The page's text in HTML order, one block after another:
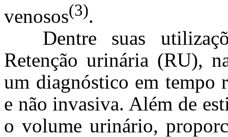
venosos(3).
Dentre suas
Retenção urinária (RU),
um diagnóstico em tempo
e não invasiva. Além de
o volume urinário,